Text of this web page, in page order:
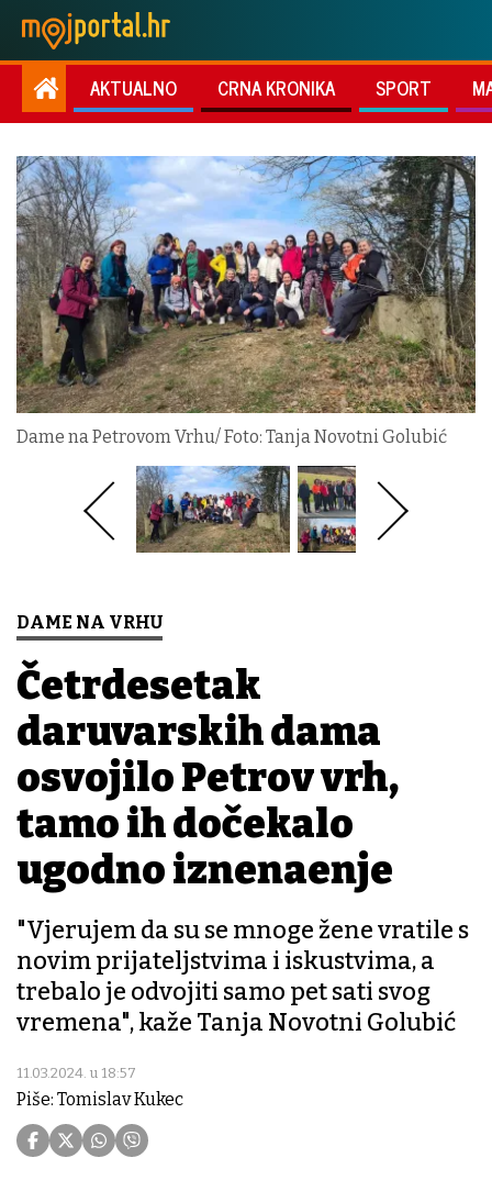
AKTUALNO CRNA KRONIKA SPORT
Dame na Petrovom Vrhu/ Foto: Tanja Novotni Golubić
DAME NA VRHU
Četrdesetak
daruvarskih dama
osvojilo Petrov vrh,
tamo ih dočekalo
ugodno iznenađenje
"Vjerujem da su se mnoge žene vratile s
novim prijateljstvima i iskustvima, a
trebalo je odvojiti samo pet sati svog
vremena", kaže Tanja Novotni Golubić
11.03.2024. u 18:57
Piše: Tomislav Kukec